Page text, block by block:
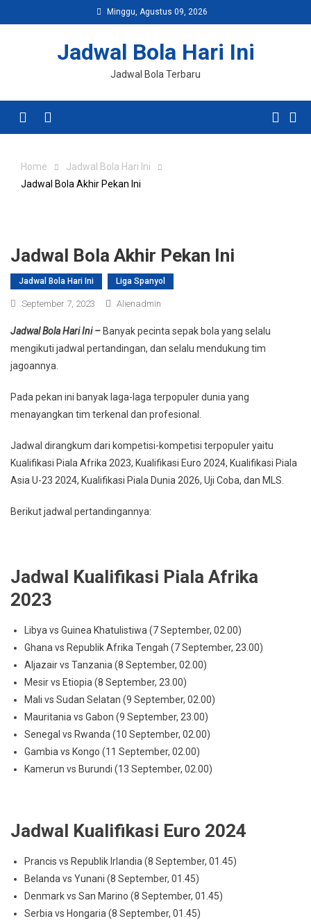
to
Minggu, Agustus 09, 2026
Jadwal Bola Hari Ini
Jadwal Bola Terbaru
Home
Jadwal Bola Hari Ini
Jadwal Bola Akhir Pekan Ini
Jadwal Bola Akhir Pekan Ini
Jadwal Bola Hari Ini Liga Spanyol
September 7, 2023 Alienadmin
Jadwal Bola Hari Ini – Banyak pecinta sepak bola yang selalu
mengikuti jadwal pertandingan, dan selalu mendukung tim
jagoannya.
Pada pekan ini banyak laga-laga terpopuler dunia yang
menayangkan tim terkenal dan profesional.
Jadwal dirangkum dari kompetisi-kompetisi terpopuler yaitu
Kualifikasi Piala Afrika 2023, Kualifikasi Euro 2024, Kualifikasi Piala
Asia U-23 2024, Kualifikasi Piala Dunia 2026, Uji Coba, dan MLS.
Berikut jadwal pertandingannya:
Jadwal Kualifikasi Piala Afrika
2023
Libya vs Guinea Khatulistiwa (7 September, 02.00)
Ghana vs Republik Afrika Tengah (7 September, 23.00)
Aljazair vs Tanzania (8 September, 02.00)
Mesir vs Etiopia (8 September, 23.00)
Mali vs Sudan Selatan (9 September, 02.00)
Mauritania vs Gabon (9 September, 23.00)
Senegal vs Rwanda (10 September, 02.00)
Gambia vs Kongo (11 September, 02.00)
Kamerun vs Burundi (13 September, 02.00)
Jadwal Kualifikasi Euro 2024
Prancis vs Republik Irlandia (8 September, 01.45)
Belanda vs Yunani (8 September, 01.45)
Denmark vs San Marino (8 September, 01.45)
Serbia vs Hongaria (8 September, 01.45)